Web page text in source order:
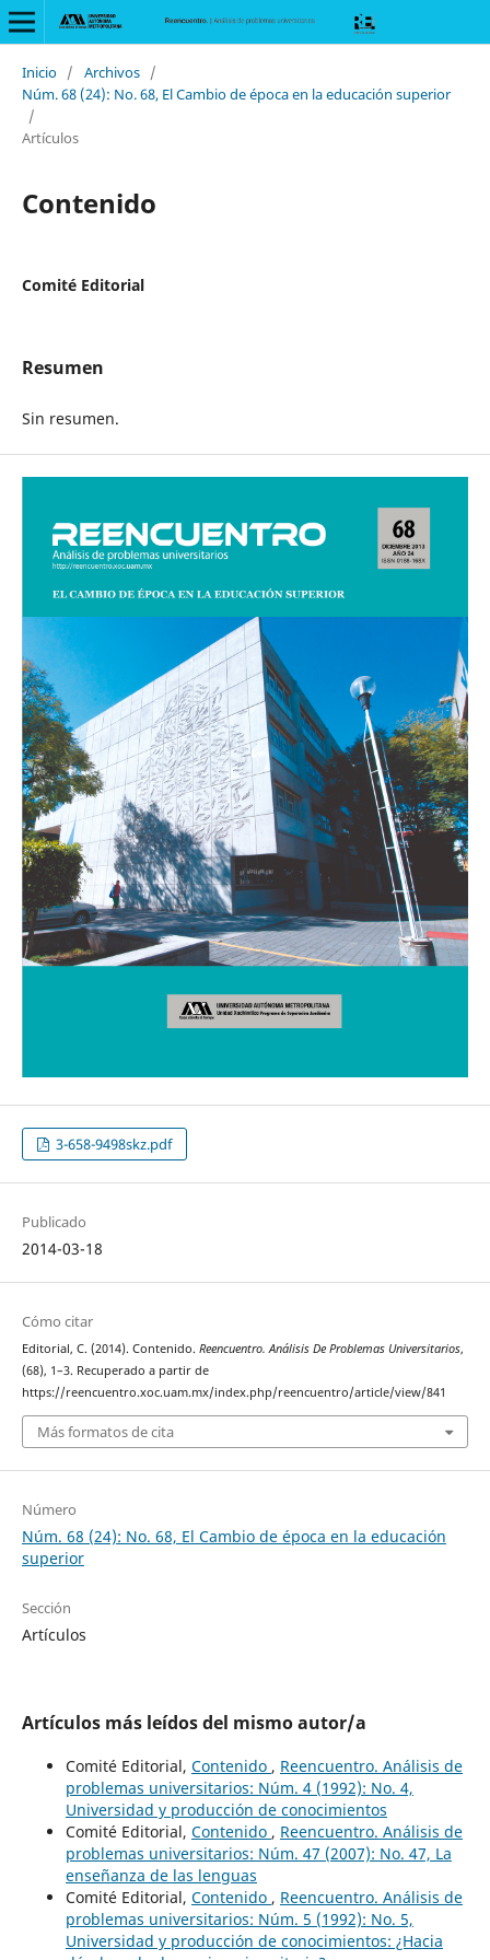
Inicio / Archivos /
Núm. 68 (24): No. 68, El Cambio de época en la educación superior
/
Artículos
Contenido
Comité Editorial
Resumen
Sin resumen.
3-658-9498skz.pdf
Publicado
2014-03-18
Cómo citar
Editorial, C. (2014). Contenido. Reencuentro. Análisis De Problemas Universitarios,
(68), 1–3. Recuperado a partir de
https://reencuentro.xoc.uam.mx/index.php/reencuentro/article/view/841
Más formatos de cita
Número
Núm. 68 (24): No. 68, El Cambio de época en la educación
superior
Sección
Artículos
Artículos más leídos del mismo autor/a
Comité Editorial, Contenido , Reencuentro. Análisis de
problemas universitarios: Núm. 4 (1992): No. 4,
Universidad y producción de conocimientos
Comité Editorial, Contenido , Reencuentro. Análisis de
problemas universitarios: Núm. 47 (2007): No. 47, La
enseñanza de las lenguas
Comité Editorial, Contenido , Reencuentro. Análisis de
problemas universitarios: Núm. 5 (1992): No. 5,
Universidad y producción de conocimientos: ¿Hacia